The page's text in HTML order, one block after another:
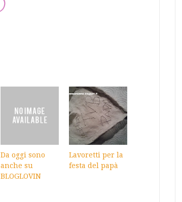
Da oggi sono
anche su
BLOGLOVIN
Lavoretti per la
festa del papà